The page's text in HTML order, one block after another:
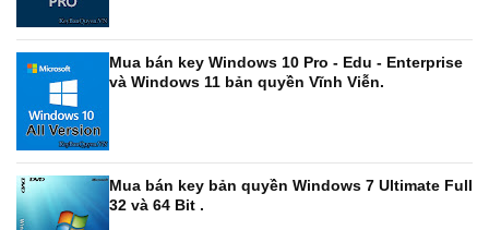
Mua bán key Windows 10 Pro - Edu - Enterprise
và Windows 11 bản quyền Vĩnh Viễn.
Mua bán key bản quyền Windows 7 Ultimate Full
32 và 64 Bit .